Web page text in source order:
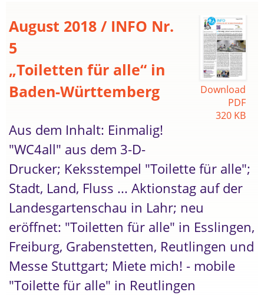
Download
PDF
320 KB
August 2018 / INFO Nr.
5
„Toiletten für alle“ in
Baden-Württemberg
Aus dem Inhalt: Einmalig!
"WC4all" aus dem 3-D-
Drucker; Keksstempel "Toilette für alle";
Stadt, Land, Fluss ... Aktionstag auf der
Landesgartenschau in Lahr; neu
eröffnet: "Toiletten für alle" in Esslingen,
Freiburg, Grabenstetten, Reutlingen und
Messe Stuttgart; Miete mich! - mobile
"Toilette für alle" in Reutlingen